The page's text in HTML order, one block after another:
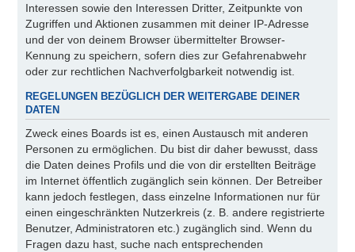
Interessen sowie den Interessen Dritter, Zeitpunkte von
Zugriffen und Aktionen zusammen mit deiner IP-Adresse
und der von deinem Browser übermittelter Browser-
Kennung zu speichern, sofern dies zur Gefahrenabwehr
oder zur rechtlichen Nachverfolgbarkeit notwendig ist.
REGELUNGEN BEZÜGLICH DER WEITERGABE DEINER
DATEN
Zweck eines Boards ist es, einen Austausch mit anderen
Personen zu ermöglichen. Du bist dir daher bewusst, dass
die Daten deines Profils und die von dir erstellten Beiträge
im Internet öffentlich zugänglich sein können. Der Betreiber
kann jedoch festlegen, dass einzelne Informationen nur für
einen eingeschränkten Nutzerkreis (z. B. andere registrierte
Benutzer, Administratoren etc.) zugänglich sind. Wenn du
Fragen dazu hast, suche nach entsprechenden